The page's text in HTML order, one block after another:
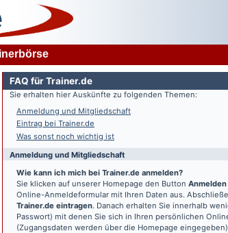
FAQ für Trainer.de
Sie erhalten hier Auskünfte zu folgenden Themen:
Anmeldung und Mitgliedschaft
Eintrag bei Trainer.de
Was sonst noch wichtig ist
Anmeldung und Mitgliedschaft
Wie kann ich mich bei Trainer.de anmelden?
Sie klicken auf unserer Homepage den Button
Online-Anmeldeformular mit Ihren Daten aus.
Trainer.de eintragen. Danach erhalten Sie innerhalb
Passwort) mit denen Sie sich in Ihren persönlichen
(Zugangsdaten werden über die Homepage